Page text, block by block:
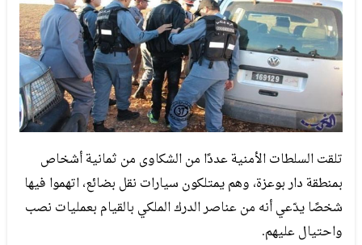
تلقت السلطات الأمنية عددًا من الشكاوى من ثمانية أشخاص
بمنطقة دار بوعزة، وهم يمتلكون سيارات نقل بضائع، اتهموا فيها
شخصًا يدّعي أنه من عناصر الدرك الملكي بالقيام بعمليات نصب
واحتيال عليهم.